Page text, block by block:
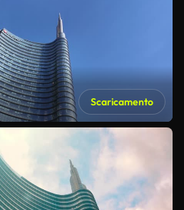
Scaricamento